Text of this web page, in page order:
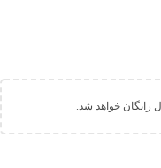
رایگان خواهد شد.